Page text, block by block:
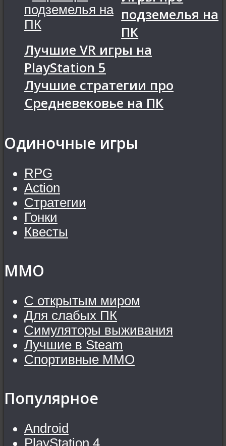
подземелья на
ПК
Лучшие VR игры на
PlayStation 5
Лучшие стратегии про
Средневековье на ПК
Одиночные игры
RPG
Action
Стратегии
Гонки
Квесты
MMO
С открытым миром
Для слабых ПК
Симуляторы выживания
Лучшие в Steam
Спортивные MMO
Популярное
Android
PlayStation 4